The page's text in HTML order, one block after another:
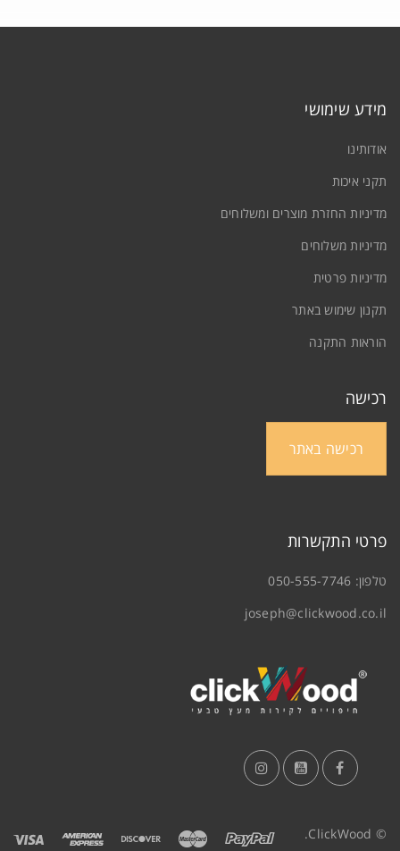
מידע שימושי
אודותינו
תקני איכות
מדיניות החזרת מוצרים ומשלוחים
מדיניות משלוחים
מדיניות פרטית
תקנון שימוש באתר
הוראות התקנה
רכישה
רכישה באתר
פרטי התקשרות
טלפון: 050-555-7746
joseph@clickwood.co.il
© ClickWood.